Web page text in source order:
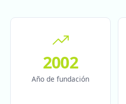
2002
Año de fundación